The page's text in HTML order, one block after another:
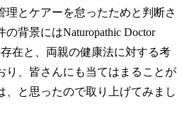
理とケアーを怠ったためと判断さ
背景にはNaturopathic Doctor
在と、両親の健康法に対する考
り、皆さんにも当てはまることが
、と思ったので取り上げてみまし